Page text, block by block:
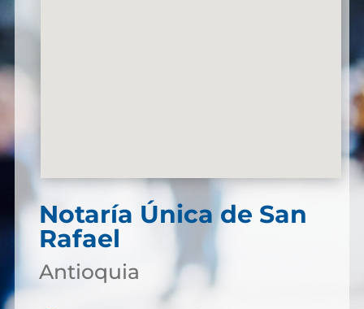
Notaría Única de San
Rafael
Antioquia